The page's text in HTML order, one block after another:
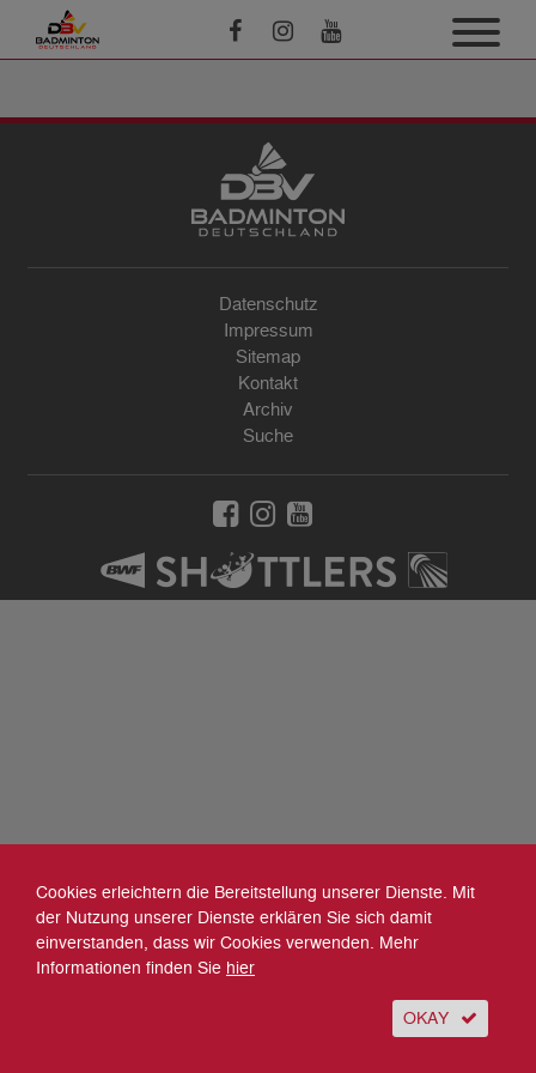
Datenschutz
Impressum
Sitemap
Kontakt
Archiv
Suche
Cookies erleichtern die Bereitstellung unserer Dienste. Mit
der Nutzung unserer Dienste erklären Sie sich damit
einverstanden, dass wir Cookies verwenden. Mehr
Informationen finden Sie hier
OKAY